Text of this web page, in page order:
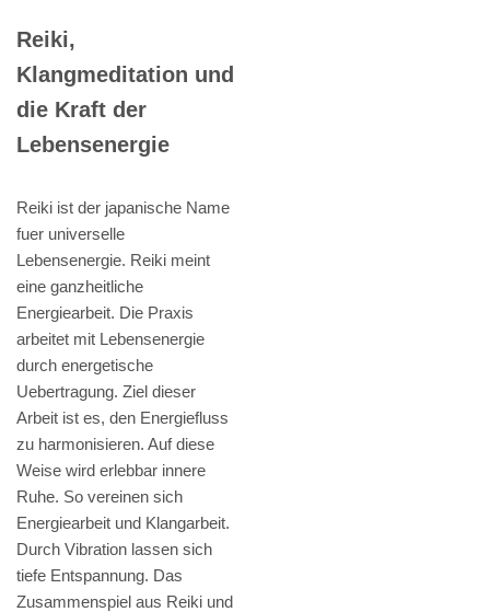
Reiki,
Klangmeditation und
die Kraft der
Lebensenergie
Reiki ist der japanische Name
fuer universelle
Lebensenergie. Reiki meint
eine ganzheitliche
Energiearbeit. Die Praxis
arbeitet mit Lebensenergie
durch energetische
Uebertragung. Ziel dieser
Arbeit ist es, den Energiefluss
zu harmonisieren. Auf diese
Weise wird erlebbar innere
Ruhe. So vereinen sich
Energiearbeit und Klangarbeit.
Durch Vibration lassen sich
tiefe Entspannung. Das
Zusammenspiel aus Reiki und